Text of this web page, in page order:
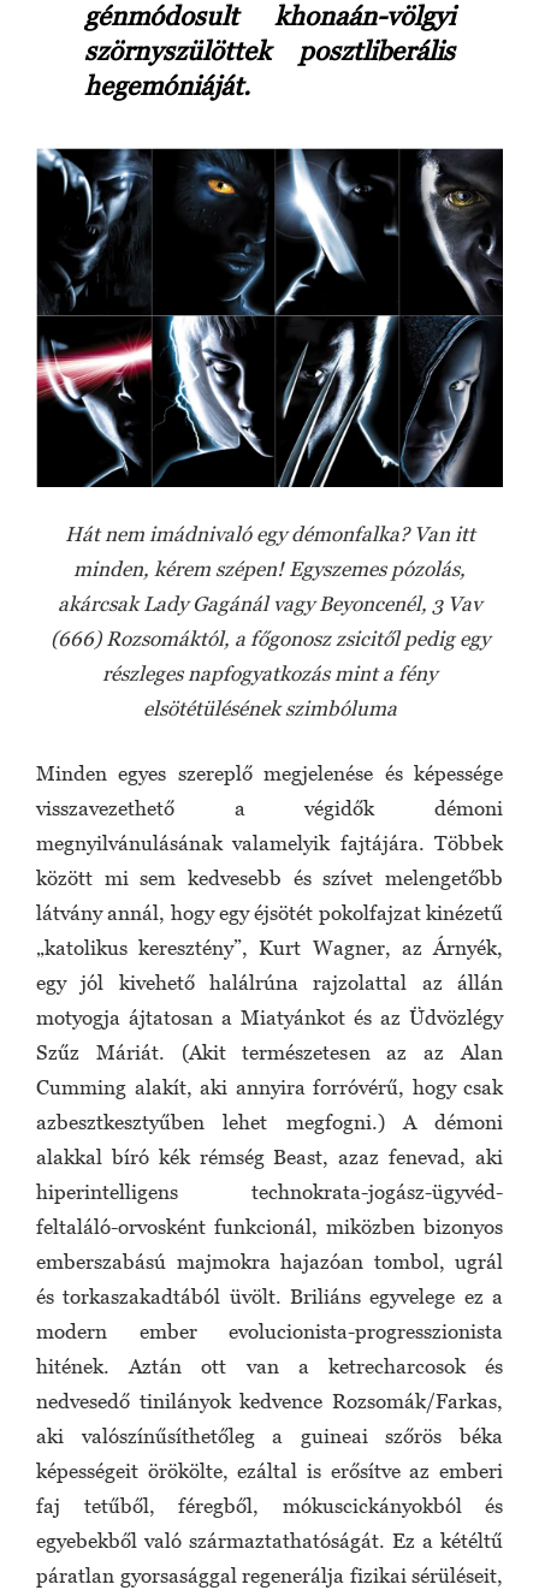
génmódosult khonaán-völgyi
szörnyszülöttek posztliberális
hegemóniáját.
Hát nem imádnivaló egy démonfalka? Van itt
minden, kérem szépen! Egyszemes pózolás,
akárcsak Lady Gagánál vagy Beyoncenél, 3 Vav
(666) Rozsomáktól, a főgonosz zsicitől pedig egy
részleges napfogyatkozás mint a fény
elsötétülésének szimbóluma
Minden egyes szereplő megjelenése és képessége
visszavezethető a végidők démoni
megnyilvánulásának valamelyik fajtájára. Többek
között mi sem kedvesebb és szívet melengetőbb
látvány annál, hogy egy éjsötét pokolfajzat kinézetű
„katolikus keresztény”, Kurt Wagner, az Árnyék,
egy jól kivehető halálrúna rajzolattal az állán
motyogja ájtatosan a Miatyánkot és az Üdvözlégy
Szűz Máriát. (Akit természetesen az az Alan
Cumming alakít, aki annyira forróvérű, hogy csak
azbesztkesztyűben lehet megfogni.) A démoni
alakkal bíró kék rémség Beast, azaz fenevad, aki
hiperintelligens technokrata-jogász-ügyvéd-
feltaláló-orvosként funkcionál, miközben bizonyos
emberszabású majmokra hajazóan tombol, ugrál
és torkaszakadtából üvölt. Briliáns egyvelege ez a
modern ember evolucionista-progresszionista
hitének. Aztán ott van a ketrecharcosok és
nedvesedő tinilányok kedvence Rozsomák/Farkas,
aki valószínűsíthetőleg a guineai szőrös béka
képességeit örökölte, ezáltal is erősítve az emberi
faj tetűből, féregből, mókuscickányokból és
egyebekből való származtathatóságát. Ez a kétéltű
páratlan gyorsasággal regenerálja fizikai sérüléseit,